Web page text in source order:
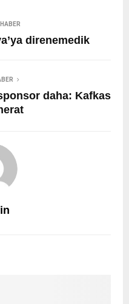
direnemedik
daha: Kafkas